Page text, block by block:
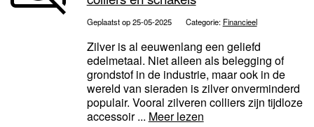
Geplaatst op 25-05-2025 Categorie: Financieel
Zilver is al eeuwenlang een geliefd
edelmetaal. Niet alleen als belegging of
grondstof in de industrie, maar ook in de
wereld van sieraden is zilver onverminderd
populair. Vooral zilveren colliers zijn tijdloze
accessoir ... Meer lezen